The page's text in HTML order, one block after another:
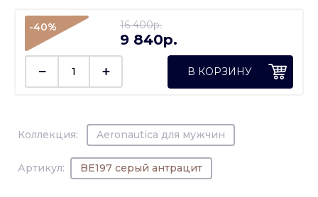
Коллекция: Aeronautica для мужчин
Артикул: BE197 серый антрацит
-40% 16 400p.
9 840p.
В КОРЗИНУ